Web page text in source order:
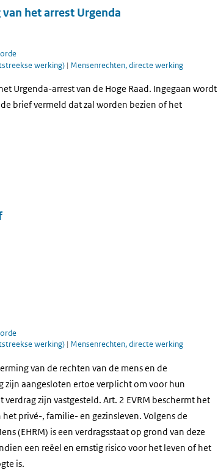
het arrest Urgenda
werking) | Mensenrechten, directe werking
Urgenda-arrest van de Hoge Raad. Ingegaan wordt
brief vermeld dat zal worden bezien of het
werking) | Mensenrechten, directe werking
van de rechten van de mens en de
zijn aangesloten ertoe verplicht om voor hun
zijn vastgesteld. Art. 2 EVRM beschermt het
privé-, familie- en gezinsleven. Volgens de
(EHRM) is een verdragsstaat op grond van deze
een reëel en ernstig risico voor het leven of het
is.